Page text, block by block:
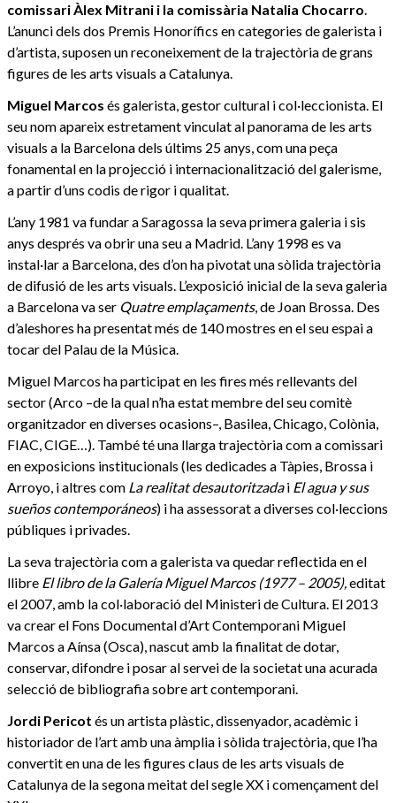
comissari Àlex Mitrani i la comissària Natalia Chocarro.
L’anunci dels dos Premis Honorífics en categories de galerista i
d’artista, suposen un reconeixement de la trajectòria de grans
figures de les arts visuals a Catalunya.
Miguel Marcos és galerista, gestor cultural i col·leccionista. El
seu nom apareix estretament vinculat al panorama de les arts
visuals a la Barcelona dels últims 25 anys, com una peça
fonamental en la projecció i internacionalització del galerisme,
a partir d’uns codis de rigor i qualitat.
L’any 1981 va fundar a Saragossa la seva primera galeria i sis
anys després va obrir una seu a Madrid. L’any 1998 es va
instal·lar a Barcelona, des d’on ha pivotat una sòlida trajectòria
de difusió de les arts visuals. L’exposició inicial de la seva galeria
a Barcelona va ser Quatre emplaçaments, de Joan Brossa. Des
d’aleshores ha presentat més de 140 mostres en el seu espai a
tocar del Palau de la Música.
Miguel Marcos ha participat en les fires més rellevants del
sector (Arco –de la qual n’ha estat membre del seu comitè
organitzador en diverses ocasions–, Basilea, Chicago, Colònia,
FIAC, CIGE…). També té una llarga trajectòria com a comissari
en exposicions institucionals (les dedicades a Tàpies, Brossa i
Arroyo, i altres com La realitat desautoritzadai El agua y sus
sueños contemporáneos) i ha assessorat a diverses col·leccions
públiques i privades.
La seva trajectòria com a galerista va quedar reflectida en el
llibre El libro de la Galería Miguel Marcos (1977 – 2005),editat
el 2007, amb la col·laboració del Ministeri de Cultura. El 2013
va crear el Fons Documental d’Art Contemporani Miguel
Marcos a Aínsa (Osca), nascut amb la finalitat de dotar,
conservar, difondre i posar al servei de la societat una acurada
selecció de bibliografia sobre art contemporani.
Jordi Pericot és un artista plàstic, dissenyador, acadèmic i
historiador de l’art amb una àmplia i sòlida trajectòria, que l’ha
convertit en una de les figures claus de les arts visuals de
Catalunya de la segona meitat del segle XX i començament del